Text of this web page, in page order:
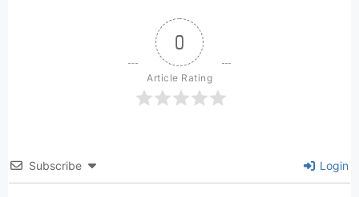
0
Article Rating
Subscribe Login